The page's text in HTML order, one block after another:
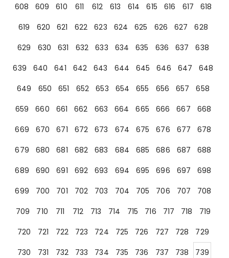
608
609 610 611 612 613 614 615 616 617
618
619
620 621 622 623 624 625 626 627
628
629
630 631 632 633 634 635 636 637
638
639
640 641 642 643 644 645 646 647
648
649
650 651 652 653 654 655 656 657
658
659
660 661 662 663 664 665 666 667
668
669
670 671 672 673 674 675 676 677
678
679
680 681 682 683 684 685 686 687
688
689
690 691 692 693 694 695 696 697
698
699
700 701 702 703 704 705 706 707
708
709
710 711 712 713 714 715 716 717 718
719
720
721 722 723 724 725 726 727 728
729
730
731 732 733 734 735 736 737 738
739